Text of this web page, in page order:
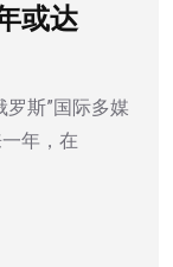
或达
斯”国际多媒
年，在